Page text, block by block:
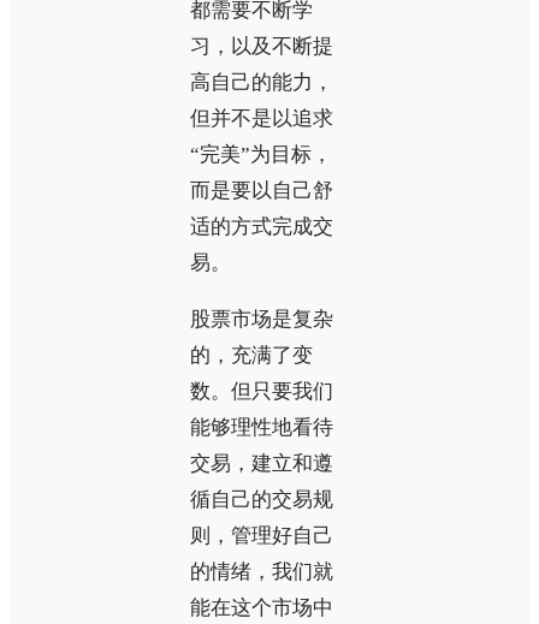
都需要不断学
习，以及不断提
高自己的能力，
但并不是以追求
“完美”为目标，
而是要以自己舒
适的方式完成交
易。
股票市场是复杂
的，充满了变
数。但只要我们
能够理性地看待
交易，建立和遵
循自己的交易规
则，管理好自己
的情绪，我们就
能在这个市场中